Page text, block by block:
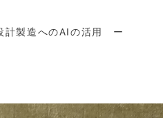
計製造へのAIの活用 ー